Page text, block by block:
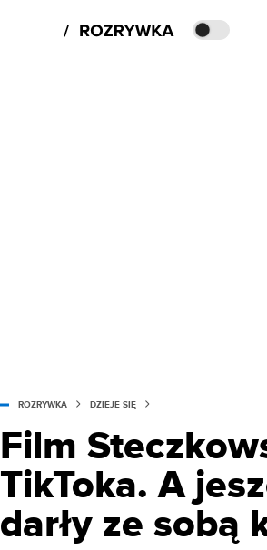
ROZRYWKA DZIEJE SIĘ
Film
TikToka. A
darły ze sobą